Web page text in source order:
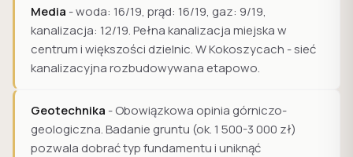
Media - woda: 16/19, prąd: 16/19, gaz: 9/19,
kanalizacja: 12/19. Pełna kanalizacja miejska w
centrum i większości dzielnic. W Kokoszycach - sieć
kanalizacyjna rozbudowywana etapowo.
Geotechnika - Obowiązkowa opinia górniczo-
geologiczna. Badanie gruntu (ok. 1 500-3 000 zł)
pozwala dobrać typ fundamentu i uniknąć